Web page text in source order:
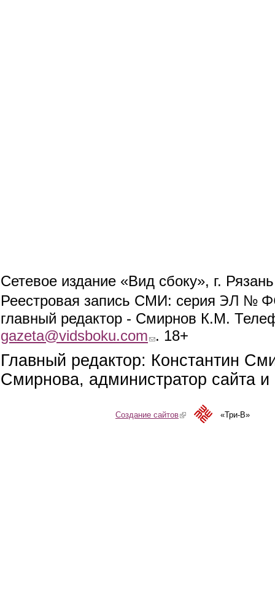
Сетевое издание «Вид сбоку», г.
Реестровая запись СМИ: серия ЭЛ №
главный редактор - Смирнов К.М.
gazeta@vidsboku.com (link sends e-mail)
. 18+
Главный редактор: Константин
Смирнова, администратор сайта
Создание сайтов(link is external)«Три-В»